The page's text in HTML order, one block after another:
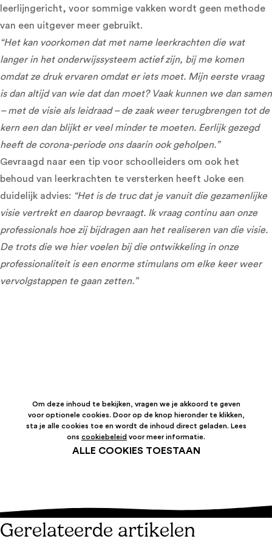
leerlijngericht, voor sommige vakken wordt geen methode
van een uitgever meer gebruikt.
“Het kan voorkomen dat met name leerkrachten die wat
langer in het onderwijssysteem actief zijn, bij me komen
omdat ze druk ervaren omdat er iets moet. Mijn eerste vraag
is dan altijd van wie dat dan moet? Vaak kunnen we dan samen
– met de visie als leidraad – de zaak weer terugbrengen tot de
kern een dan blijkt er veel minder te moeten. Eerlijk gezegd
heeft de corona-periode ons daarin ook geholpen.”
Gevraagd naar een tip voor schoolleiders om ook het
behoud van leerkrachten te versterken heeft Joke een
duidelijk advies: “Het is de truc dat je vanuit die gezamenlijke
visie vertrekt en daarop bevraagt. Ik vraag continu aan onze
professionals hoe zij bijdragen aan het realiseren van die visie.
De trots die we hier voelen bij die ontwikkeling in onze
professionaliteit is een enorme stimulans om elke keer weer
vervolgstappen te gaan zetten.”
Om deze inhoud te bekijken, vragen we je akkoord te geven
voor optionele cookies. Door op de knop hieronder te klikken,
sta je alle cookies toe en wordt de inhoud direct geladen. Lees
ons cookiebeleid voor meer informatie.
ALLE COOKIES TOESTAAN
Gerelateerde artikelen